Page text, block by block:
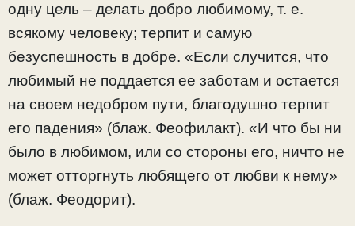
одну цель – делать добро любимому, т. е.
всякому человеку; терпит и самую
безуспешность в добре. «Если случится, что
любимый не поддается ее заботам и остается
на своем недобром пути, благодушно терпит
его падения» (блаж. Феофилакт). «И что бы ни
было в любимом, или со стороны его, ничто не
может отторгнуть любящего от любви к нему»
(блаж. Феодорит).